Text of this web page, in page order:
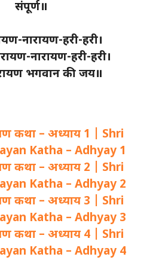
संपूर्ण॥
नारायण-हरी-हरी।
नारायण-हरी-हरी।
भगवान की जय॥
कथा – अध्याय 1 | Shri
Katha – Adhyay 1
कथा – अध्याय 2 | Shri
Katha – Adhyay 2
कथा – अध्याय 3 | Shri
Katha – Adhyay 3
कथा – अध्याय 4 | Shri
Katha – Adhyay 4